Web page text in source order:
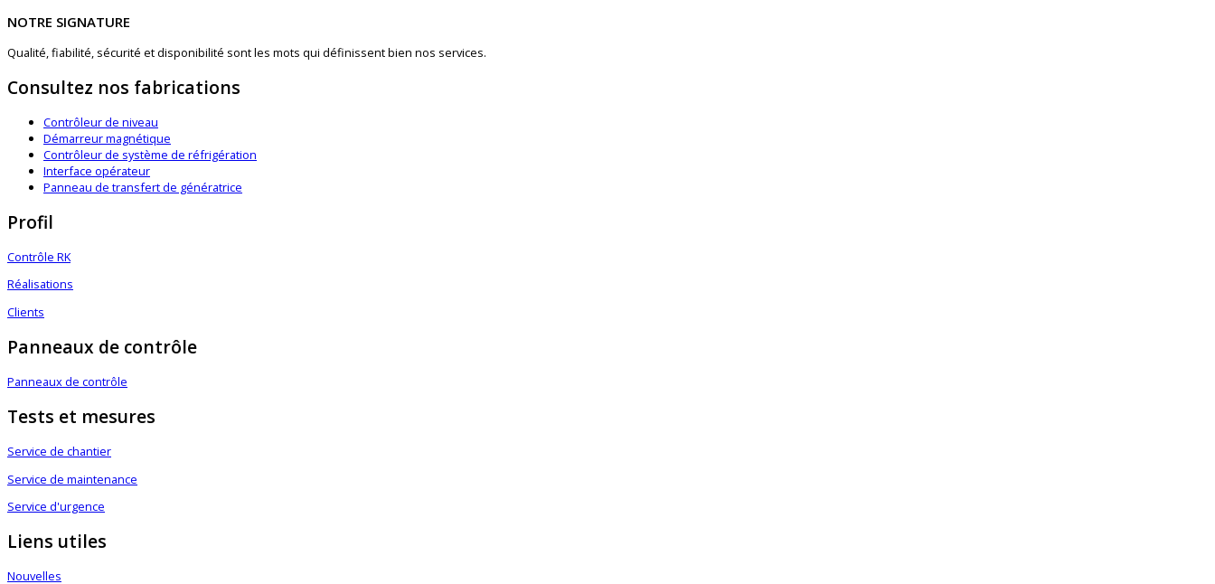
NOTRE SIGNATURE
Qualité, fiabilité, sécurité et disponibilité sont les mots qui définissent bien nos services.
Consultez nos fabrications
Contrôleur de niveau
Démarreur magnétique
Contrôleur de système de réfrigération
Interface opérateur
Panneau de transfert de génératrice
Profil
Contrôle RK
Réalisations
Clients
Panneaux de contrôle
Panneaux de contrôle
Tests et mesures
Service de chantier
Service de maintenance
Service d'urgence
Liens utiles
Nouvelles